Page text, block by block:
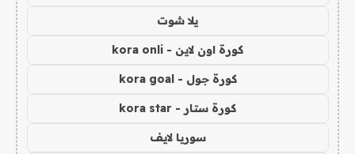
يلا شوت
كورة اون لاين - kora onli
كورة جول - kora goal
كورة ستار - kora star
سوريا لايف